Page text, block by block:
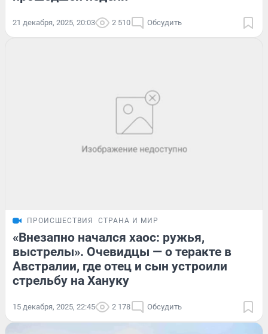
21 декабря, 2025, 20:03 2 510 Обсудить
ПРОИСШЕСТВИЯ СТРАНА И МИР
«Внезапно начался хаос: ружья,
выстрелы». Очевидцы — о теракте в
Австралии, где отец и сын устроили
стрельбу на Хануку
15 декабря, 2025, 22:45 2 178 Обсудить